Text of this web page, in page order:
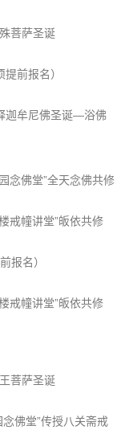
菩萨圣诞
前报名）
迦牟尼佛圣诞—浴佛
念佛堂”全天念佛共修
戒幢讲堂”皈依共修
报名）
戒幢讲堂”皈依共修
菩萨圣诞
佛堂”传授八关斋戒